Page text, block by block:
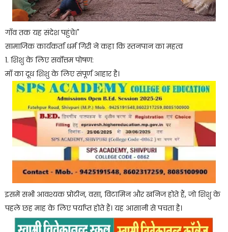
गाँव तक यह संदेश पहुंचे।"
सामाजिक कार्यकर्ता धर्म गिरी ने कहा कि स्तनपान का महत्व
1. शिशु के लिए सर्वोत्तम पोषण:
माँ का दूध शिशु के लिए संपूर्ण आहार है।
इसमें सभी आवश्यक प्रोटीन, वसा, विटामिन और खनिज होते हैं, जो शिशु के
पहले छह माह के लिए पर्याप्त होते हैं। यह आसानी से पचता है।